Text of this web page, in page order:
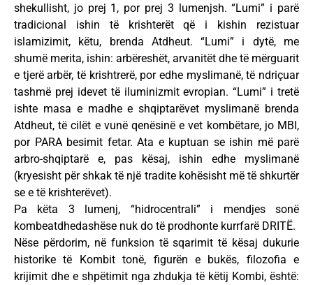
shekullisht, jo prej 1, por prej 3 lumenjsh. “Lumi” i parë
tradicional ishin të krishterët që i kishin rezistuar
islamizimit, këtu, brenda Atdheut. “Lumi” i dytë, me
shumë merita, ishin: arbëreshët, arvanitët dhe të mërguarit
e tjerë arbër, të krishtrerë, por edhe myslimanë, të ndriçuar
tashmë prej idevet të iluminizmit evropian. “Lumi” i tretë
ishte masa e madhe e shqiptarëvet myslimanë brenda
Atdheut, të cilët e vunë qenësinë e vet kombëtare, jo MBI,
por PARA besimit fetar. Ata e kuptuan se ishin më parë
arbro-shqiptarë e, pas kësaj, ishin edhe myslimanë
(kryesisht për shkak të një tradite kohësisht më të shkurtër
se e të krishterëvet).
Pa këta 3 lumenj, “hidrocentrali” i mendjes sonë
kombeatdhedashëse nuk do të prodhonte kurrfarë DRITË.
Nëse përdorim, në funksion të sqarimit të kësaj dukurie
historike të Kombit tonë, figurën e bukës, filozofia e
krijimit dhe e shpëtimit nga zhdukja të këtij Kombi, është: